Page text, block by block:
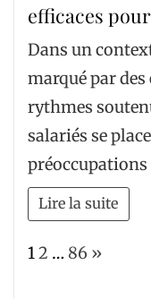
efficaces
Dans un
marqué par des
rythmes
salariés se
préoccupations
Lire la suite
Page:
1 2 … 86 Next
»